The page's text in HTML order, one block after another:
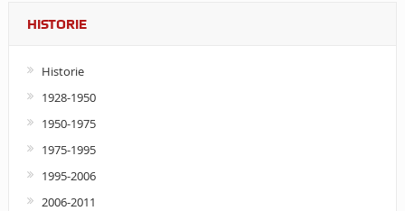
HISTORIE
Historie
1928-1950
1950-1975
1975-1995
1995-2006
2006-2011